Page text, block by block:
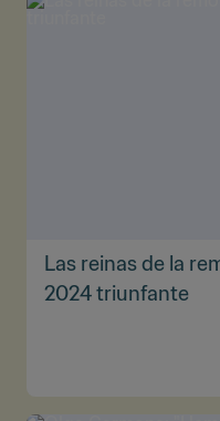
Las reinas de la
2024 triunfante